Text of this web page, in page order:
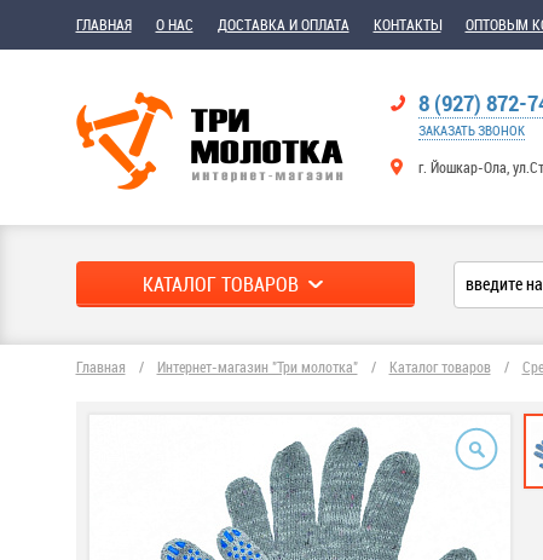
ГЛАВНАЯ О НАС ДОСТАВКА И ОПЛАТА КОНТАКТЫ ОПТОВЫМ
8 (927) 872-
ЗАКАЗАТЬ ЗВОНОК
г. Йошкар-Ола,
КАТАЛОГ ТОВАРОВ
Главная / Интернет-магазин "Три молотка" / Каталог товаров /